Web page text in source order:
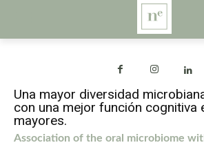
Una mayor diversidad
con una mejor función cognitiva
mayores.
Association of the oral microbiome